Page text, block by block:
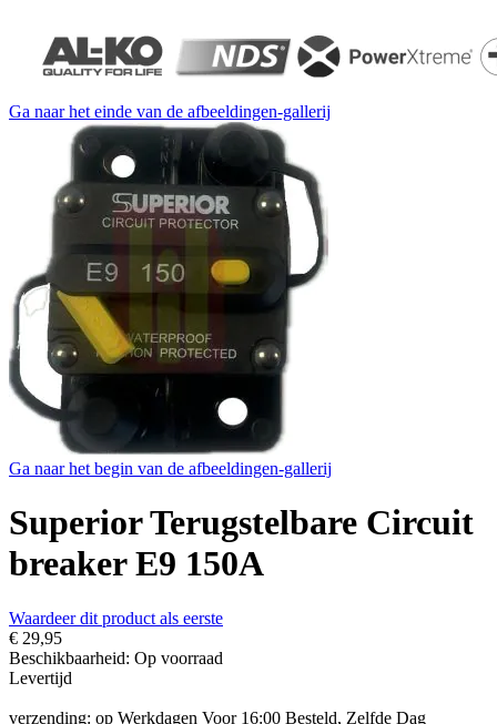
Ga naar het einde van de afbeeldingen-gallerij
Ga naar het begin van de afbeeldingen-gallerij
Superior Terugstelbare Circuit
breaker E9 150A
Waardeer dit product als eerste
€ 29,95
Beschikbaarheid: Op voorraad
Levertijd
verzending: op Werkdagen Voor 16:00 Besteld, Zelfde Dag